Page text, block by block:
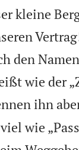
kleine
den
wie der
ihn
wie